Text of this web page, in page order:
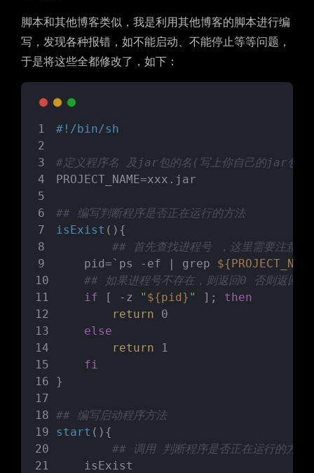
脚本和其他博客类似，我是利用其他博客的脚本进行编
写，发现各种报错，如不能启动、不能停止等等问题，
于是将这些全都修改了，如下：
#!/bin/sh
#定义程序名 及jar包的名(写上你自己的jar包)
PROJECT_NAME=xxx.jar
## 编写判断程序是否正在运行的方法
isExist (){
## 首先查找进程号 ，这里需要注意
    pid=`ps -ef | grep
## 如果进程号不存在，则返回0 否则返回1
if [ -z " ${pid} " ]; then
return 0
else
return 1
fi
}
## 编写启动程序方法
start (){
## 调用 判断程序是否正在运行的方法
    isExist